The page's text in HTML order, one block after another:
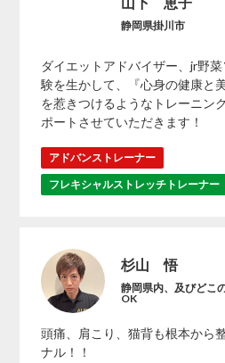
静岡県掛川市
ダイエットアドバイザー、jr野
験を生かして、『心身の健康と
を惹きつけるようなトレーニン
ポートさせていただきます！
アドバンストレーナー
フレキシャルストレッチトレーナー
杉山 悟
静岡県内、及びどこ
OK
頭痛、肩こり、猫背も根本から
ナル！！